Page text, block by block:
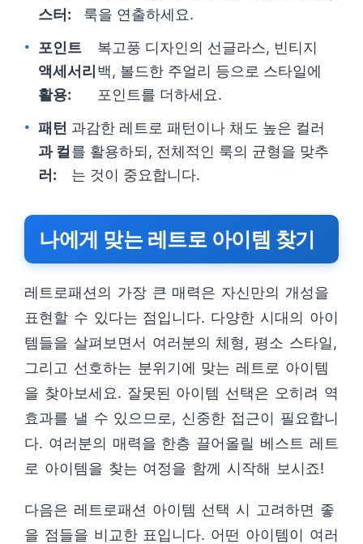
스터:
룩을 연출하세요.
포인트
액세서리
활용:
복고풍 디자인의 선글라스, 빈티지
백, 볼드한 주얼리 등으로 스타일에
포인트를 더하세요.
패턴
과 컬
러:
과감한 레트로 패턴이나 채도 높은 컬러
를 활용하되, 전체적인 룩의 균형을 맞추
는 것이 중요합니다.
나에게 맞는 레트로 아이템 찾기
레트로패션의 가장 큰 매력은 자신만의 개성을
표현할 수 있다는 점입니다. 다양한 시대의 아이
템들을 살펴보면서 여러분의 체형, 평소 스타일,
그리고 선호하는 분위기에 맞는 레트로 아이템
을 찾아보세요. 잘못된 아이템 선택은 오히려 역
효과를 낼 수 있으므로, 신중한 접근이 필요합니
다. 여러분의 매력을 한층 끌어올릴 베스트 레트
로 아이템을 찾는 여정을 함께 시작해 보시죠!
다음은 레트로패션 아이템 선택 시 고려하면 좋
을 점들을 비교한 표입니다. 어떤 아이템이 여러